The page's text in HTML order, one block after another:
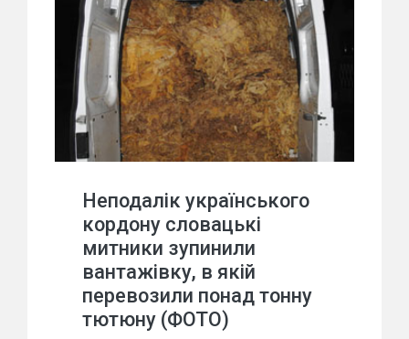
Неподалік українського
кордону словацькі
митники зупинили
вантажівку, в якій
перевозили понад тонну
тютюну (ФОТО)